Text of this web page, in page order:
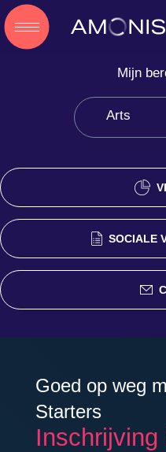
Mijn
Arts
SOCIALE
Goed op weg
Starters
Inschrijving